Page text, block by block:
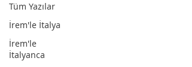
Tüm Yazılar
İrem'le İtalya
İrem'le
İtalyanca